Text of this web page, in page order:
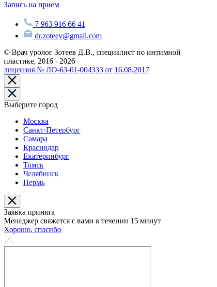
Запись на прием
7 963 916 66 41
dr.zoteev@gmail.com
© Врач уролог Зотеев Д.В., специалист по интимной
пластике, 2016 - 2026
лицензия № ЛО-63-01-004333 от 16.08.2017
Выберите город
Москва
Санкт-Петербург
Самара
Краснодар
Екатеринбург
Томск
Челябинск
Пермь
Заявка принята
Менеджер свяжется с вами в течении 15 минут
Хорошо, спасибо